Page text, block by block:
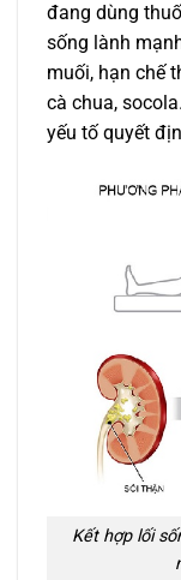
đang dùng
sống lành
muối, hạn chế
cà chua,
yếu tố quyết
Kết hợp lối